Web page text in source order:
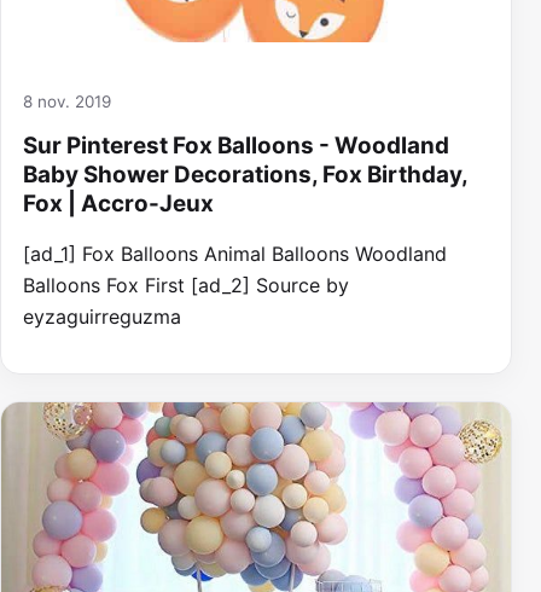
8 nov. 2019
Sur Pinterest Fox Balloons - Woodland
Baby Shower Decorations, Fox Birthday,
Fox | Accro-Jeux
[ad_1] Fox Balloons Animal Balloons Woodland
Balloons Fox First [ad_2] Source by
eyzaguirreguzma